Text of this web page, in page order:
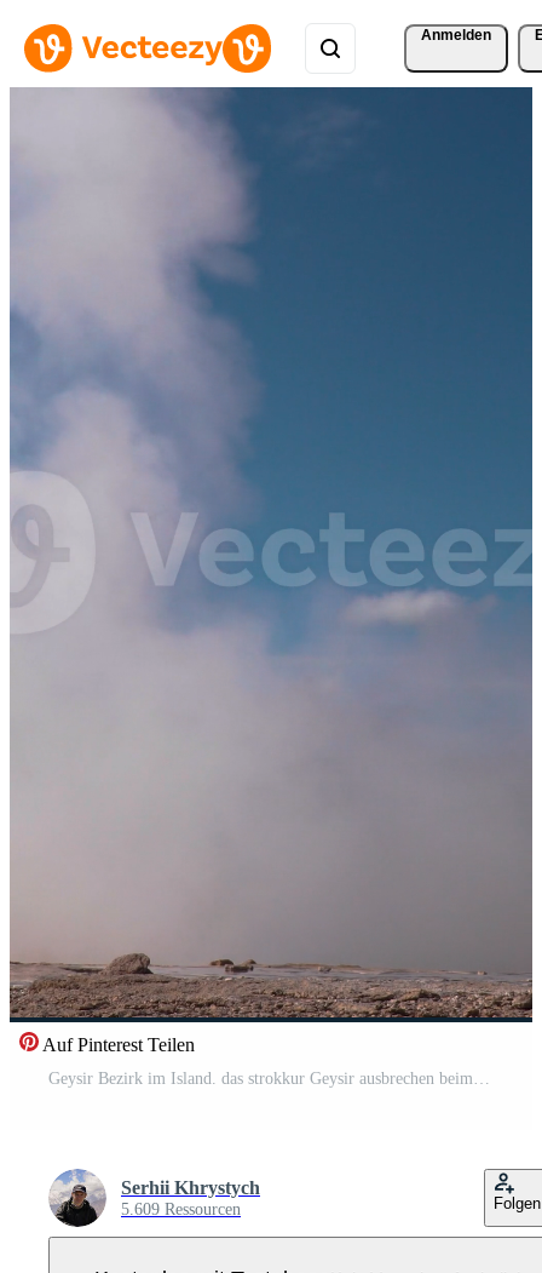
Anmelden
Auf Pinterest Teilen
Serhii Khrystych
5.609 Ressourcen Folgen